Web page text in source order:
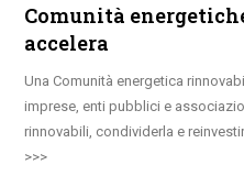
Comunità
accelera
Una Comunità energetica
imprese, enti pubblici e
rinnovabili, condividerla e